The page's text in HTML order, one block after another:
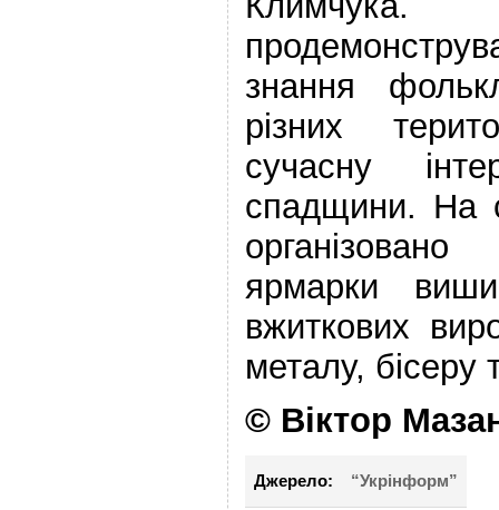
знання
різних
сучасну
спадщини. На
ярмарки
вжиткових
металу, бісеру
© Віктор
Джерело: “Укрінформ”